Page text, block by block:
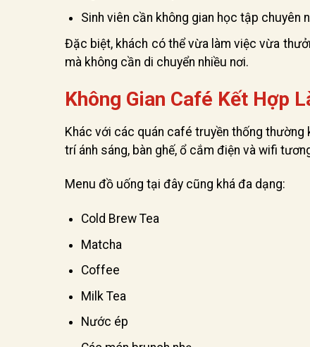
Sinh viên cần không gian học tập chuyên
Đặc biệt, khách có thể vừa làm việc vừa
mà không cần di chuyển nhiều nơi.
Không Gian Café Kết Hợp
Khác với các quán café truyền thống thường
trí ánh sáng, bàn ghế, ổ cắm điện và wifi
Menu đồ uống tại đây cũng khá đa dạng:
Cold Brew Tea
Matcha
Coffee
Milk Tea
Nước ép